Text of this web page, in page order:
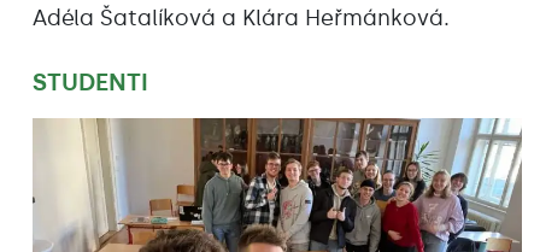
Adéla Šatalíková a Klára Heřmánková.
STUDENTI